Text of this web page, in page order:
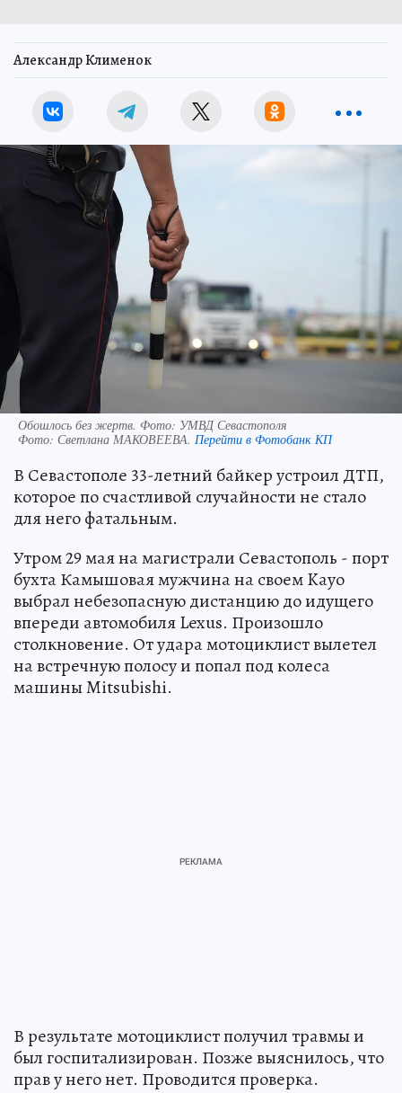
Александр Клименок
Обошлось без жертв. Фото: УМВД Севастополя
Фото: Светлана МАКОВЕЕВА. Перейти в Фотобанк КП
В Севастополе 33-летний байкер устроил ДТП,
которое по счастливой случайности не стало
для него фатальным.
Утром 29 мая на магистрали Севастополь - порт
бухта Камышовая мужчина на своем Kayo
выбрал небезопасную дистанцию до идущего
впереди автомобиля Lexus. Произошло
столкновение. От удара мотоциклист вылетел
на встречную полосу и попал под колеса
машины Mitsubishi.
В результате мотоциклист получил травмы и
был госпитализирован. Позже выяснилось, что
прав у него нет. Проводится проверка.